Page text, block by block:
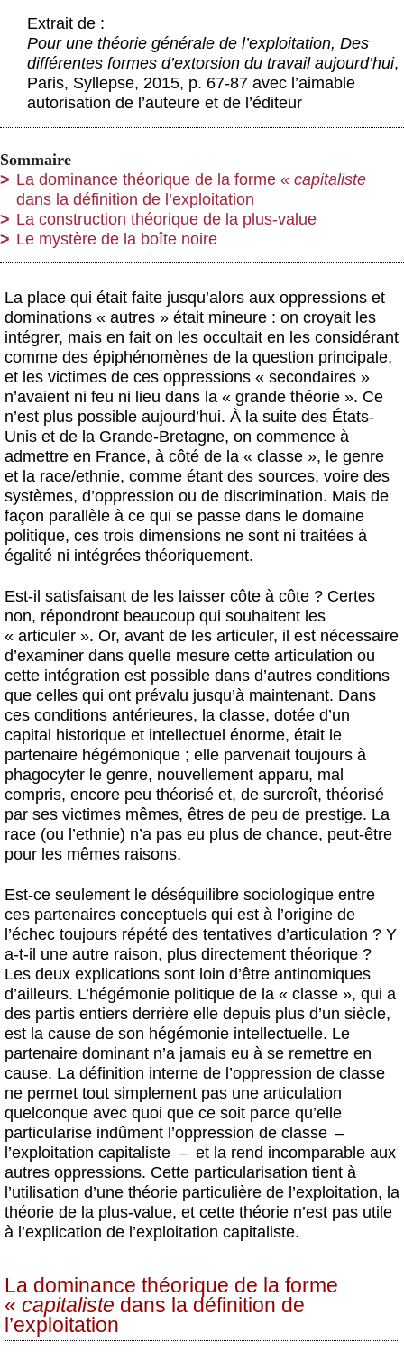
Extrait de :
Pour une théorie générale de l’exploitation, Des
différentes formes d’extorsion du travail aujourd’hui,
Paris, Syllepse, 2015, p. 67-87 avec l’aimable
autorisation de l’auteure et de l’éditeur
Sommaire
La dominance théorique de la forme « capitaliste
dans la définition de l’exploitation
La construction théorique de la plus-value
Le mystère de la boîte noire
La place qui était faite jusqu’alors aux oppressions et
dominations « autres » était mineure : on croyait les
intégrer, mais en fait on les occultait en les considérant
comme des épiphénomènes de la question principale,
et les victimes de ces oppressions « secondaires »
n’avaient ni feu ni lieu dans la « grande théorie ». Ce
n’est plus possible aujourd’hui. À la suite des États-
Unis et de la Grande-Bretagne, on commence à
admettre en France, à côté de la « classe », le genre
et la race/ethnie, comme étant des sources, voire des
systèmes, d’oppression ou de discrimination. Mais de
façon parallèle à ce qui se passe dans le domaine
politique, ces trois dimensions ne sont ni traitées à
égalité ni intégrées théoriquement.
Est-il satisfaisant de les laisser côte à côte ? Certes
non, répondront beaucoup qui souhaitent les
« articuler ». Or, avant de les articuler, il est nécessaire
d’examiner dans quelle mesure cette articulation ou
cette intégration est possible dans d’autres conditions
que celles qui ont prévalu jusqu’à maintenant. Dans
ces conditions antérieures, la classe, dotée d’un
capital historique et intellectuel énorme, était le
partenaire hégémonique ; elle parvenait toujours à
phagocyter le genre, nouvellement apparu, mal
compris, encore peu théorisé et, de surcroît, théorisé
par ses victimes mêmes, êtres de peu de prestige. La
race (ou l’ethnie) n’a pas eu plus de chance, peut-être
pour les mêmes raisons.
Est-ce seulement le déséquilibre sociologique entre
ces partenaires conceptuels qui est à l’origine de
l’échec toujours répété des tentatives d’articulation ? Y
a-t-il une autre raison, plus directement théorique ?
Les deux explications sont loin d’être antinomiques
d’ailleurs. L’hégémonie politique de la « classe », qui a
des partis entiers derrière elle depuis plus d’un siècle,
est la cause de son hégémonie intellectuelle. Le
partenaire dominant n’a jamais eu à se remettre en
cause. La définition interne de l’oppression de classe
ne permet tout simplement pas une articulation
quelconque avec quoi que ce soit parce qu’elle
particularise indûment l’oppression de classe –
l’exploitation capitaliste – et la rend incomparable aux
autres oppressions. Cette particularisation tient à
l’utilisation d’une théorie particulière de l’exploitation, la
théorie de la plus-value, et cette théorie n’est pas utile
à l’explication de l’exploitation capitaliste.
La dominance théorique de la forme
« capitaliste dans la définition de
l’exploitation